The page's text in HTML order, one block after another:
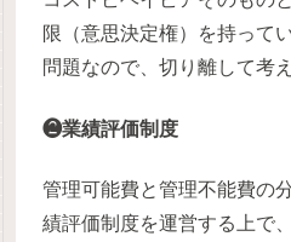
限（意思決定権）を持って
問題なので、切り離して考
❷業績評価制度
管理可能費と管理不能費の
績評価制度を運営する上で